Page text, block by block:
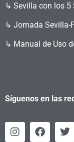
↳ Sevilla con los 5
↳ Jornada Sevilla-
↳ Manual de Uso
Síguenos en las